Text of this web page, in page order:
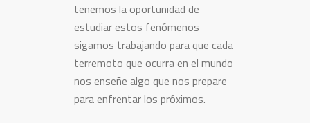
tenemos la oportunidad de
estudiar estos fenómenos
sigamos trabajando para que cada
terremoto que ocurra en el mundo
nos enseñe algo que nos prepare
para enfrentar los próximos.